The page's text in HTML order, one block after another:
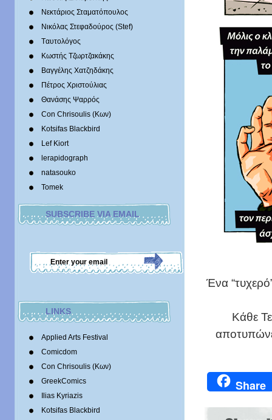
Νεκτάριος Σταματόπουλος
Νικόλας Στεφαδούρος (Stef)
Tαυτολόγος
Κωστής Τζωρτζακάκης
Βαγγέλης Χατζηδάκης
Πέτρος Χριστούλιας
Θανάσης Ψαρρός
Con Chrisoulis (Κων)
Kotsifas Blackbird
Lef Kiort
lerapidograph
natasouko
Tomek
SUBSCRIBE VIA EMAIL
LINKS
Applied Arts Festival
Comicdom
Con Chrisoulis (Κων)
GreekComics
Ilias Kyriazis
Kotsifas Blackbird
Ένα
Κάθε
Share